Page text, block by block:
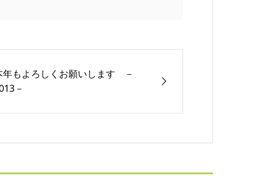
年もよろしくお願いします －
－